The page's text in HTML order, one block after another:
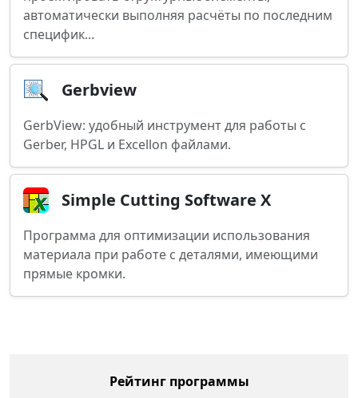
автоматически выполняя расчёты по последним
специфик...
Gerbview
GerbView: удобный инструмент для работы с
Gerber, HPGL и Excellon файлами.
Simple Cutting Software X
Программа для оптимизации использования
материала при работе с деталями, имеющими
прямые кромки.
Рейтинг программы